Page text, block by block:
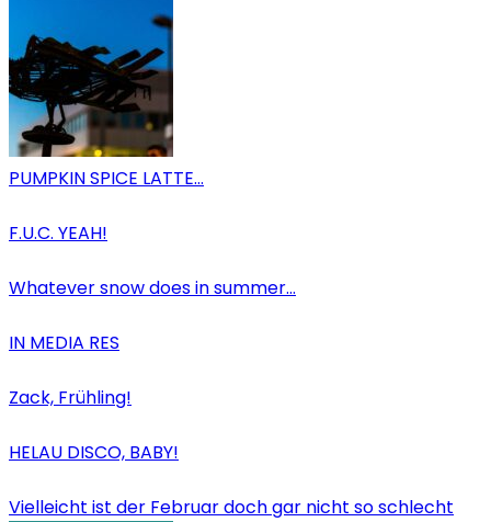
PUMPKIN SPICE LATTE…
F.U.C. YEAH!
Whatever snow does in summer…
IN MEDIA RES
Zack, Frühling!
HELAU DISCO, BABY!
Vielleicht ist der Februar doch gar nicht so schlecht